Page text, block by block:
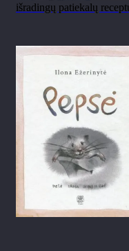
išradingų patiekalų